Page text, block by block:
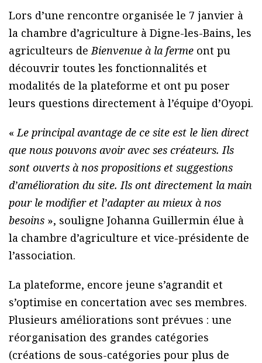
Lors d’une rencontre organisée le 7 janvier à
la chambre d’agriculture à Digne-les-Bains, les
agriculteurs deBienvenue à la ferme ont pu
découvrir toutes les fonctionnalités et
modalités de la plateforme et ont pu poser
leurs questions directement à l’équipe d’Oyopi.
«Le principal avantage de ce site est le lien direct
que nous pouvons avoir avec ses créateurs. Ils
sont ouverts à nos propositions et suggestions
d’amélioration du site. Ils ont directement la main
pour le modifier et l’adapter au mieux à nos
besoins », souligne Johanna Guillermin élue à
la chambre d’agriculture et vice-présidente de
l’association.
La plateforme, encore jeune s’agrandit et
s’optimise en concertation avec ses membres.
Plusieurs améliorations sont prévues : une
réorganisation des grandes catégories
(créations de sous-catégories pour plus de